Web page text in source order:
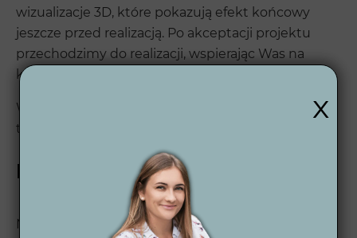
wizualizacje 3D, które pokazują efekt końcowy
jeszcze przed realizacją. Po akceptacji projektu
przechodzimy do realizacji, wspierając Was na
każdym etapie.
Więcej informacji o naszym procesie znajdziesz
tutaj 👉
Kim jesteśmy?
Nasza pracownia architektury krajobrazu
x